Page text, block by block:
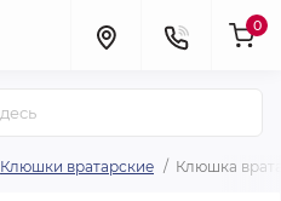
0
Клюшки вратарские Клюшка